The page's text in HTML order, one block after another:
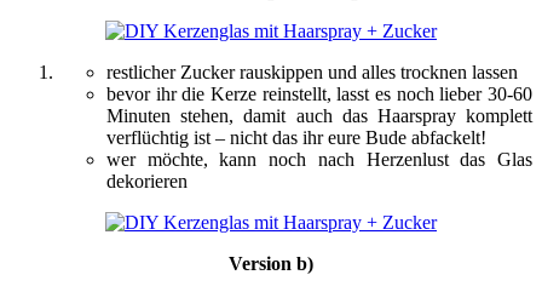
restlicher Zucker rauskippen und alles trocknen lassen
bevor ihr die Kerze reinstellt, lasst es noch lieber 30-60
Minuten stehen, damit auch das Haarspray komplett
verflüchtig ist – nicht das ihr eure Bude abfackelt!
wer möchte, kann noch nach Herzenlust das Glas
dekorieren
Version b)